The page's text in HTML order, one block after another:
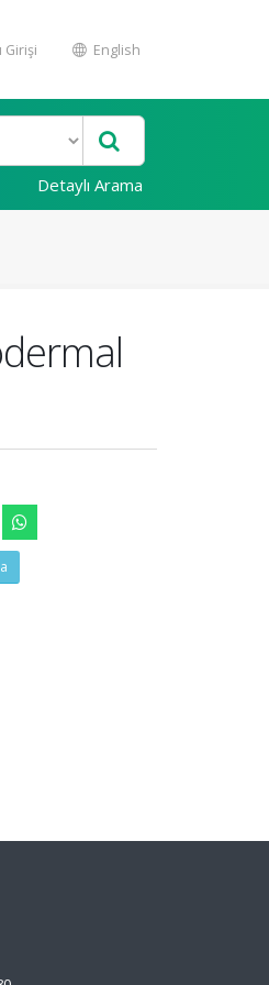
Girişi English
Detaylı Arama